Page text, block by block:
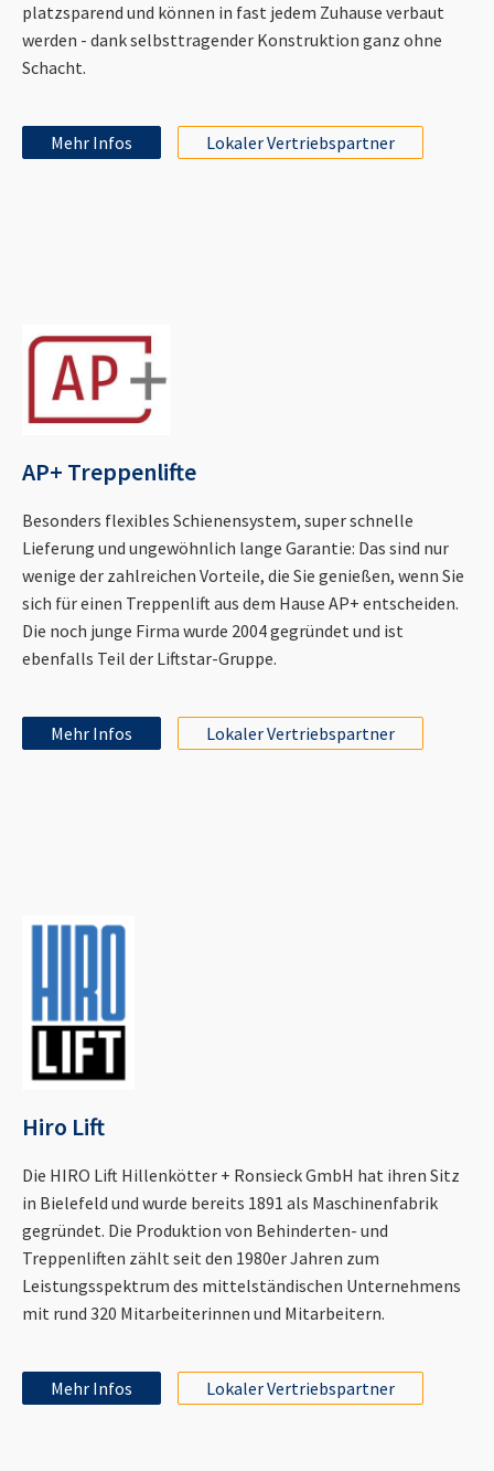
platzsparend und können in fast jedem Zuhause verbaut
werden - dank selbsttragender Konstruktion ganz ohne
Schacht.
Mehr Infos Lokaler Vertriebspartner
AP+ Treppenlifte
Besonders flexibles Schienensystem, super schnelle
Lieferung und ungewöhnlich lange Garantie: Das sind nur
wenige der zahlreichen Vorteile, die Sie genießen, wenn Sie
sich für einen Treppenlift aus dem Hause AP+ entscheiden.
Die noch junge Firma wurde 2004 gegründet und ist
ebenfalls Teil der Liftstar-Gruppe.
Mehr Infos Lokaler Vertriebspartner
Hiro Lift
Die HIRO Lift Hillenkötter + Ronsieck GmbH hat ihren Sitz
in Bielefeld und wurde bereits 1891 als Maschinenfabrik
gegründet. Die Produktion von Behinderten- und
Treppenliften zählt seit den 1980er Jahren zum
Leistungsspektrum des mittelständischen Unternehmens
mit rund 320 Mitarbeiterinnen und Mitarbeitern.
Mehr Infos Lokaler Vertriebspartner